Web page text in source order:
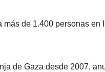
más de 1.400 personas
de Gaza desde 2007,